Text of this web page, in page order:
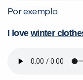
Por exemplo:
I love winter